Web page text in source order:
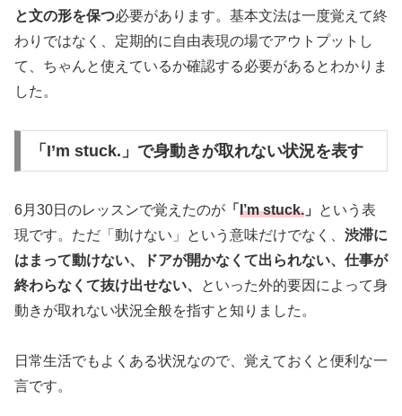
と文の形を保つ必要があります。基本文法は一度覚えて終
わりではなく、定期的に自由表現の場でアウトプットし
て、ちゃんと使えているか確認する必要があるとわかりま
した。
「I’m stuck.」で身動きが取れない状況を表す
6月30日のレッスンで覚えたのが 「 I’m stuck. 」
という表
現です。ただ「動けない」という意味だけでなく、 渋滞に
はまって動けない、ドアが開かなくて出られない、仕事が
終わらなくて抜け出せない、
といった外的要因によって身
動きが取れない状況全般を指すと知りました。
日常生活でもよくある状況なので、覚えておくと便利な一
言です。